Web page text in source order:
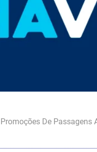
Promoções De Passagens